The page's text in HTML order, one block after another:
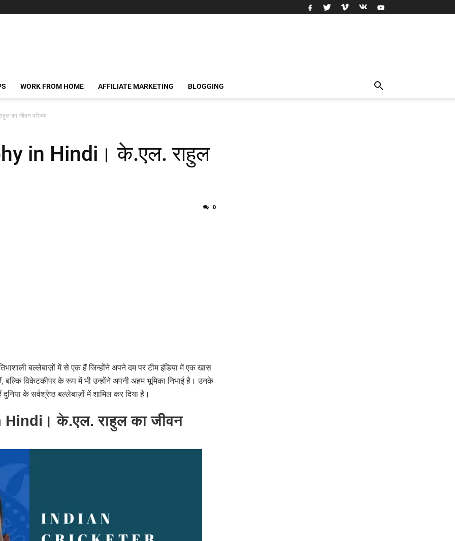
WORK FROM HOME AFFILIATE MARKETING BLOGGING
का जीवन परिचय
in Hindi। के.एल. राहुल
0
बल्लेबाज़ों में से एक हैं जिन्होंने अपने दम पर टीम इंडिया में एक खास
विकेटकीपर के रूप में भी उन्होंने अपनी अहम भूमिका निभाई है। उनके
के सर्वश्रेष्ठ बल्लेबाज़ों में शामिल कर दिया है।
के.एल. राहुल का जीवन